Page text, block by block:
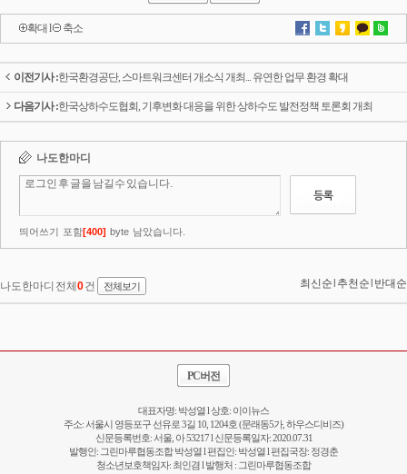
확대 l 축소
이전기사 :한국환경공단, 스마트워크센터 개소식 개최... 유연한 업무 환경 확대
다음기사 :한국상하수도협회, 기후변화 대응을 위한 상하수도 발전정책 토론회 개최
PC버전
대표자명: 박성열 l 상호: 이이뉴스
주소: 서울시 영등포구 선유로 3길 10, 1204호 (문래동5가, 하우스디비즈)
신문등록번호: 서울, 아 53217 l 신문등록일자: 2020.07.31
발행인: 그린마루협동조합 박성열 l 편집인: 박성열 l 편집국장: 정경춘
청소년보호책임자: 최인겸 l 발행처 : 그린마루협동조합